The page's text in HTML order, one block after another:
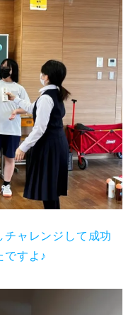
ャレンジして成功
ですよ♪